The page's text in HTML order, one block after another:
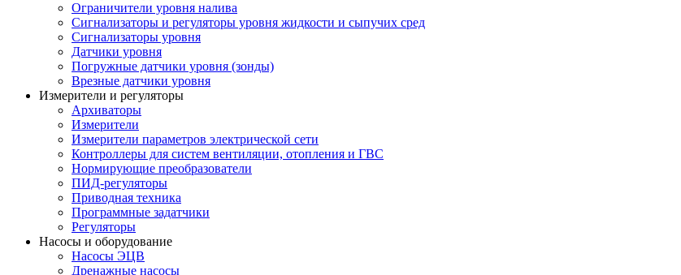
Ограничители уровня налива
Сигнализаторы и регуляторы уровня жидкости и сыпучих сред
Сигнализаторы уровня
Датчики уровня
Погружные датчики уровня (зонды)
Врезные датчики уровня
Измерители и регуляторы
Архиваторы
Измерители
Измерители параметров электрической сети
Контроллеры для систем вентиляции, отопления и ГВС
Нормирующие преобразователи
ПИД-регуляторы
Приводная техника
Программные задатчики
Регуляторы
Насосы и оборудование
Насосы ЭЦВ
Дренажные насосы